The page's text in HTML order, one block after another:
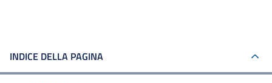
INDICE DELLA PAGINA